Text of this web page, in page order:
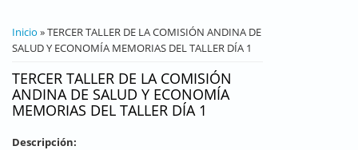
SE ENCUENTRA USTED AQUÍ
Inicio » TERCER TALLER DE LA COMISIÓN ANDINA DE
SALUD Y ECONOMÍA MEMORIAS DEL TALLER DÍA 1
TERCER TALLER DE LA COMISIÓN
ANDINA DE SALUD Y ECONOMÍA
MEMORIAS DEL TALLER DÍA 1
Descripción: